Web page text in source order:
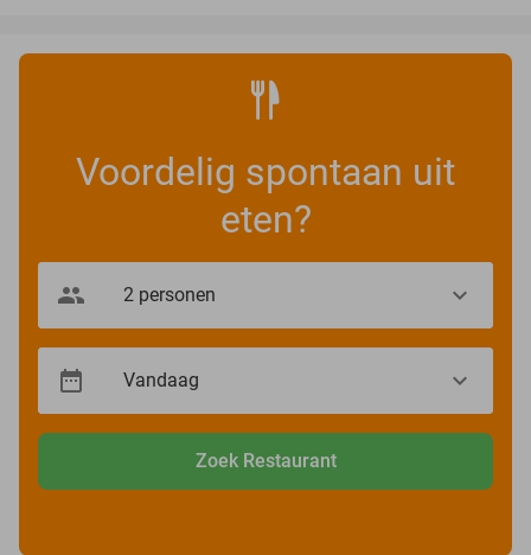
Voordelig spontaan uit
eten?
Zoek Restaurant